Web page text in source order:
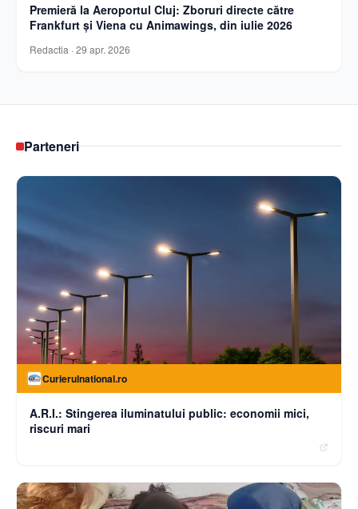
Premieră la Aeroportul Cluj: Zboruri directe către
Frankfurt și Viena cu Animawings, din iulie 2026
Redactia · 29 apr. 2026
Parteneri
Curierulnational.ro
A.R.I.: Stingerea iluminatului public: economii mici,
riscuri mari